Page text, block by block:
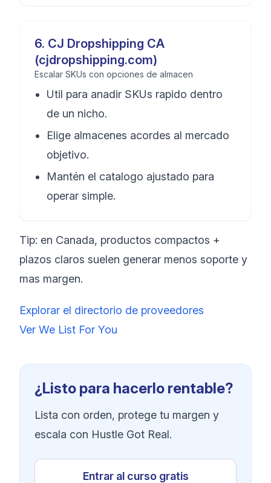
6. CJ Dropshipping CA
(cjdropshipping.com)
Escalar SKUs con opciones de almacen
Util para anadir SKUs rapido dentro
de un nicho.
Elige almacenes acordes al mercado
objetivo.
Mantén el catalogo ajustado para
operar simple.
Tip: en Canada, productos compactos +
plazos claros suelen generar menos soporte y
mas margen.
Explorar el directorio de proveedores
Ver We List For You
¿Listo para hacerlo rentable?
Lista con orden, protege tu margen y
escala con Hustle Got Real.
Entrar al curso gratis